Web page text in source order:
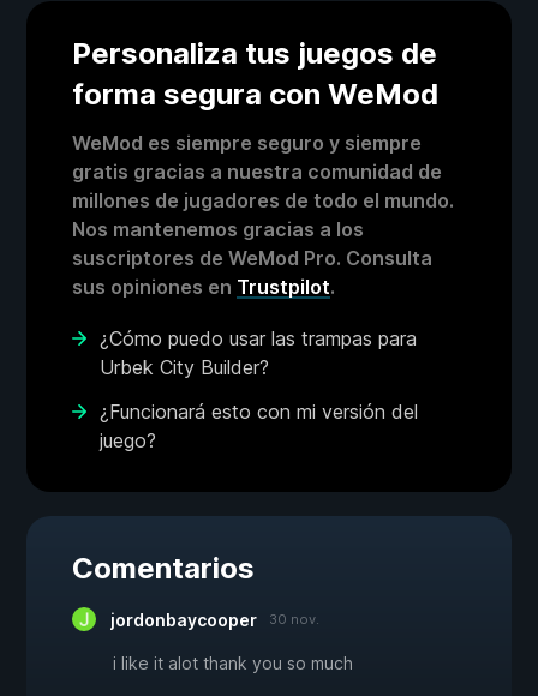
Personaliza tus juegos de
forma segura con WeMod
WeMod es siempre seguro y siempre
gratis gracias a nuestra comunidad de
millones de jugadores de todo el mundo.
Nos mantenemos gracias a los
suscriptores de WeMod Pro. Consulta
sus opiniones en Trustpilot.
¿Cómo puedo usar las trampas para
Urbek City Builder?
¿Funcionará esto con mi versión del
juego?
Comentarios
jordonbaycooper 30 nov.
i like it alot thank you so much